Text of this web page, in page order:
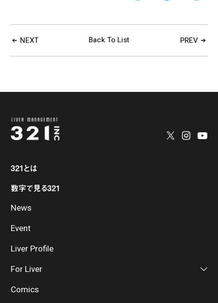
NEXT Back To List PREV
321とは
数字で見る321
News
Event
Liver Profile
For Liver
Comics